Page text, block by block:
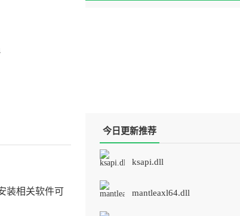
装相关软件可
今日更新推荐
ksapi.dll
mantleaxl64.dll